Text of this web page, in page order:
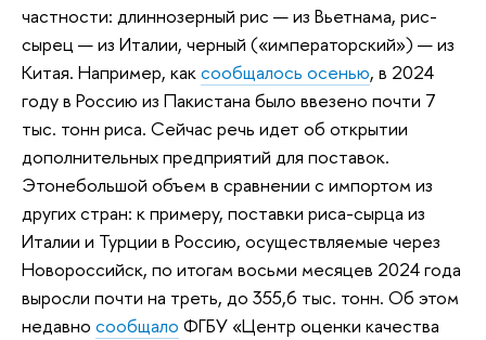
частности: длиннозерный рис — из Вьетнама, рис-
сырец — из Италии, черный («императорский») — из
Китая. Например, каксообщалось осенью, в 2024
году в Россию из Пакистана было ввезено почти 7
тыс. тонн риса. Сейчас речь идет об открытии
дополнительных предприятий для поставок.
Этонебольшой объем в сравнении с импортом из
других стран: к примеру, поставки риса-сырца из
Италии и Турции в Россию, осуществляемые через
Новороссийск, по итогам восьми месяцев 2024 года
выросли почти на треть, до 355,6 тыс. тонн. Об этом
недавно сообщало ФГБУ «Центр оценки качества